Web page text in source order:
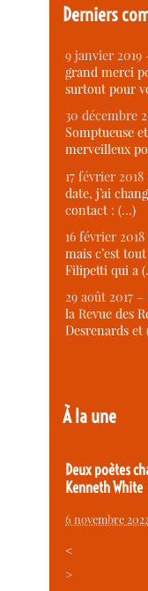
Derniers
9 janvier
grand merci
surtout pour
30 décembre
Somptueuse
merveilleux
17 février
date, j’ai
contact : (…)
16 février
mais c’est
Filipetti qui a
29 août 2017 –
la Revue des
Desrenards et
À la une
Deux poètes
Kenneth White
6 novembre
<
>